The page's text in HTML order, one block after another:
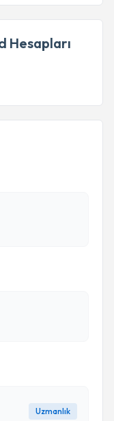
Hesapları
Uzmanlık